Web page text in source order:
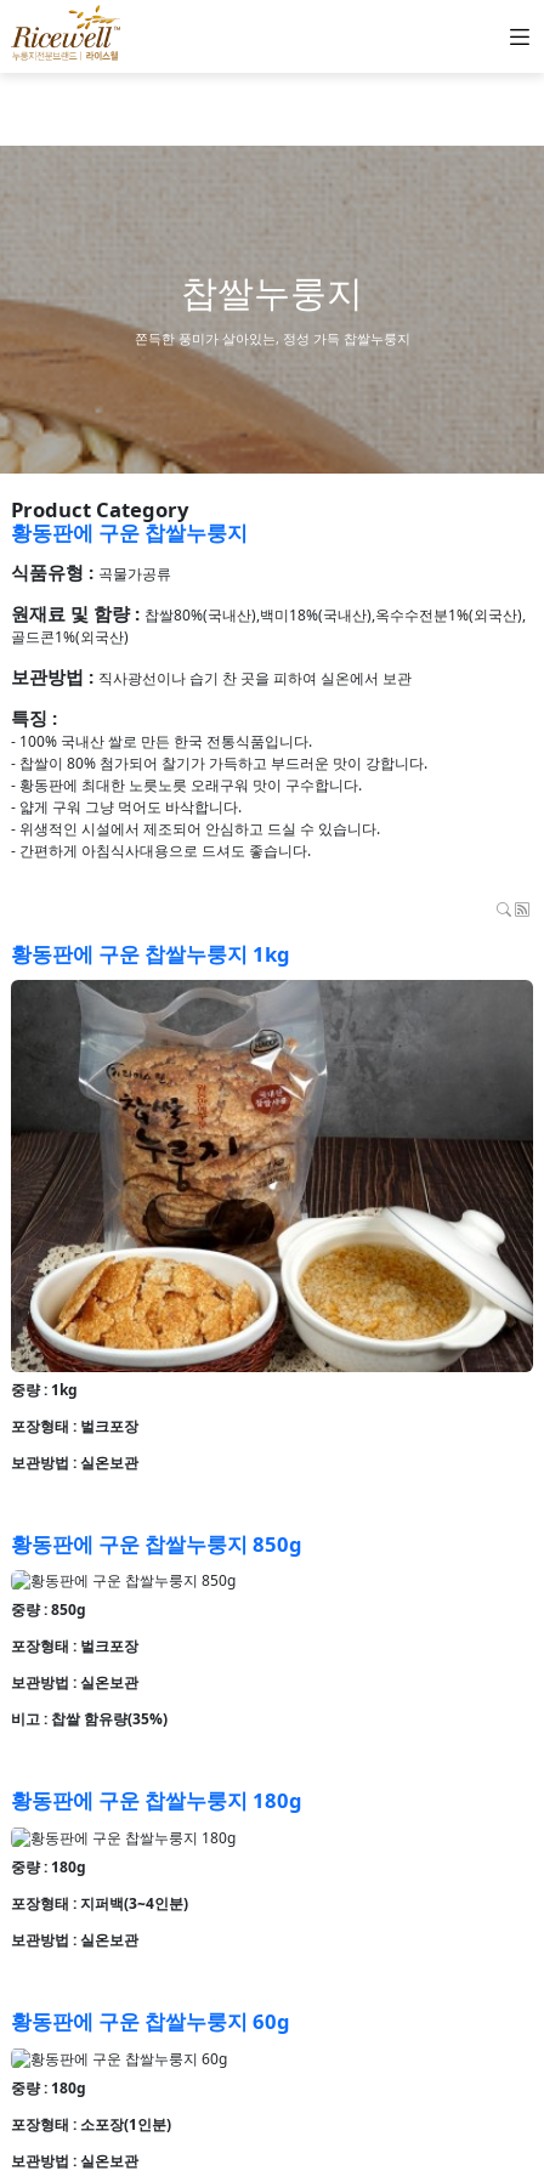
찹쌀누룽지
쫀득한 풍미가 살아있는, 정성 가득 찹쌀누룽지
Product Category
황동판에 구운 찹쌀누룽지
식품유형 : 곡물가공류
원재료 및 함량 : 찹쌀80%(국내산),백미18%(국내산),옥수수전분1%(외국산),
골드콘1%(외국산)
보관방법 : 직사광선이나 습기 찬 곳을 피하여 실온에서 보관
특징 :
- 100% 국내산 쌀로 만든 한국 전통식품입니다.
- 찹쌀이 80% 첨가되어 찰기가 가득하고 부드러운 맛이 강합니다.
- 황동판에 최대한 노릇노릇 오래구워 맛이 구수합니다.
- 얇게 구워 그냥 먹어도 바삭합니다.
- 위생적인 시설에서 제조되어 안심하고 드실 수 있습니다.
- 간편하게 아침식사대용으로 드셔도 좋습니다.
검색
황동판에 구운 찹쌀누룽지 1kg
중량 : 1kg
포장형태 : 벌크포장
보관방법 : 실온보관
황동판에 구운 찹쌀누룽지 850g
중량 : 850g
포장형태 : 벌크포장
보관방법 : 실온보관
비고 : 찹쌀 함유량(35%)
황동판에 구운 찹쌀누룽지 180g
중량 : 180g
포장형태 : 지퍼백(3~4인분)
보관방법 : 실온보관
황동판에 구운 찹쌀누룽지 60g
중량 : 180g
포장형태 : 소포장(1인분)
보관방법 : 실온보관